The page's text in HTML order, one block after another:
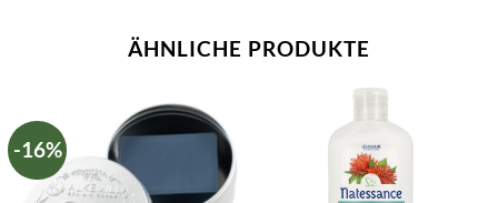
ÄHNLICHE PRODUKTE
-16%